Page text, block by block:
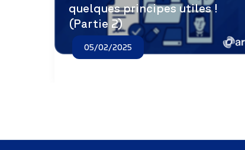
quelques principes utiles !
(Partie 2)
05/02/2025